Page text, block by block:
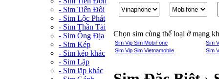
- Sim Tiến Đôi
- Sim Lộc Phát
- Sim Thần Tài
- Sim Ông Địa
- Sim Kép
- Sim kép khác
- Sim Lặp
- Sim lặp khác
Chọn sim cùng thể loại ở mạng
Sim Vip Sim MobiFone
Sim
Sim Vip Sim Vietnamobile
Sim